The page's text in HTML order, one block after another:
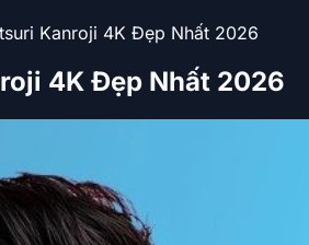
Kanroji 4K Đẹp Nhất 2026
4K Đẹp Nhất 2026